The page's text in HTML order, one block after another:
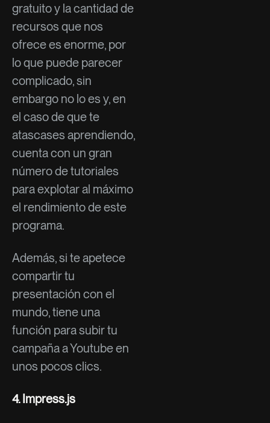
gratuito y la cantidad de
recursos que nos
ofrece es enorme, por
lo que puede parecer
complicado, sin
embargo no lo es y, en
el caso de que te
atascases aprendiendo,
cuenta con un gran
número de tutoriales
para explotar al máximo
el rendimiento de este
programa.
Además, si te apetece
compartir tu
presentación con el
mundo, tiene una
función para subir tu
campaña a Youtube en
unos pocos clics.
4. Impress.js